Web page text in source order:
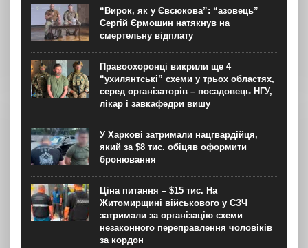
“Вирок, як у Євсюкова”: “азовець”
Сергій Єрмошин натякнув на
смертельну відплату
Правоохоронці викрили ще 4
“ухилянтські” схеми у трьох областях,
серед організаторів – посадовець НГУ,
лікар і завкафедри вишу
У Харкові затримали нацгвардійця,
який за $8 тис. обіцяв оформити
бронювання
Ціна питання – $15 тис. На
Житомирщині військового у СЗЧ
затримали за організацію схеми
незаконного переправлення чоловіків
за кордон